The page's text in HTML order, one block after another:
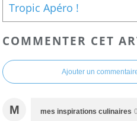
Tropic Apéro !
COMMENTER CET
Ajouter un
M mes inspirations culinaires